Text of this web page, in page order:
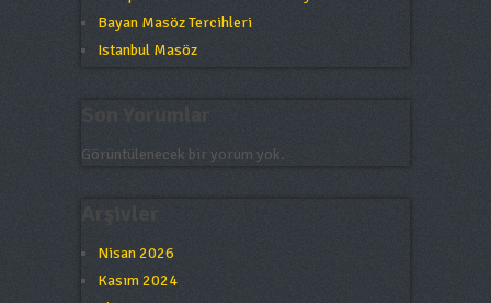
Bayan Masöz Tercihleri
Istanbul Masöz
Görüntülenecek bir yorum yok.
Nisan 2026
Kasım 2024